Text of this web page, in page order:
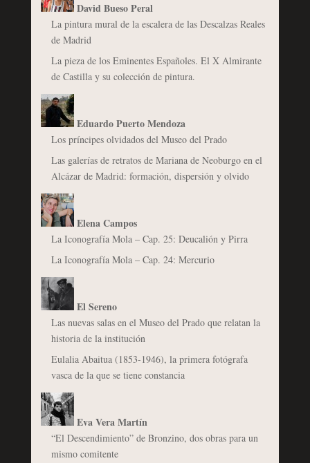
David Bueso Peral
La pintura mural de la escalera de las Descalzas Reales
de Madrid
La pieza de los Eminentes Españoles. El X Almirante
de Castilla y su colección de pintura.
Eduardo Puerto Mendoza
Los príncipes olvidados del Museo del Prado
Las galerías de retratos de Mariana de Neoburgo en el
Alcázar de Madrid: formación, dispersión y olvido
Elena Campos
La Iconografía Mola – Cap. 25: Deucalión y Pirra
La Iconografía Mola – Cap. 24: Mercurio
El Sereno
Las nuevas salas en el Museo del Prado que relatan la
historia de la institución
Eulalia Abaitua (1853-1946), la primera fotógrafa
vasca de la que se tiene constancia
Eva Vera Martín
“El Descendimiento” de Bronzino, dos obras para un
mismo comitente